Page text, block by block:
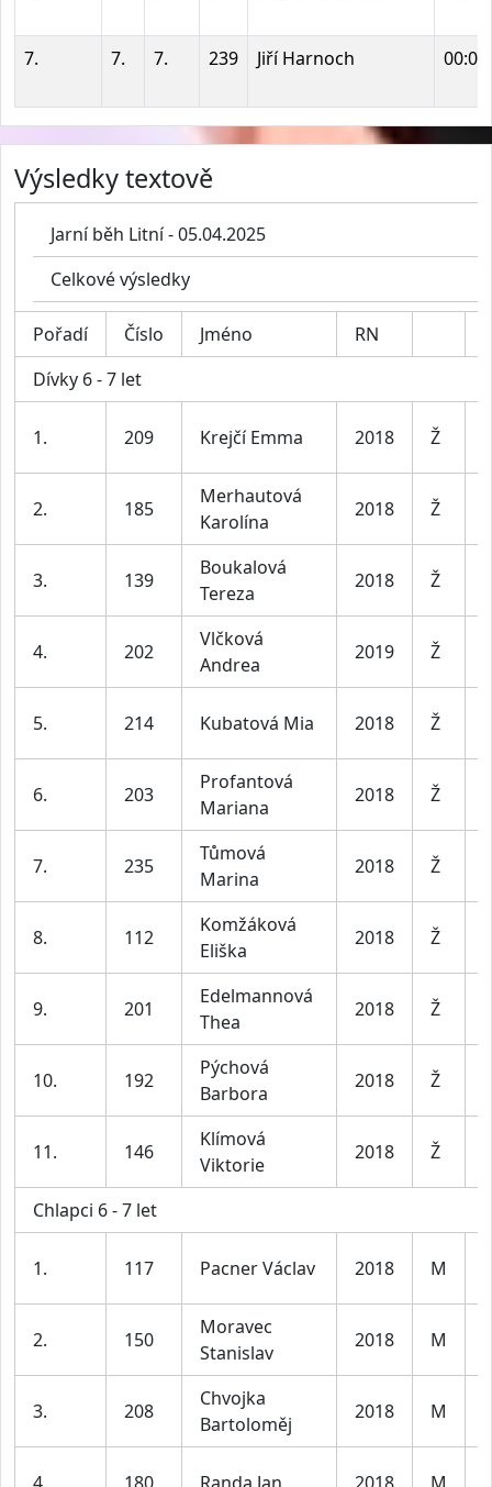
7. 7. 7. 239 Jiří Harnoch
Výsledky textově
Jarní běh Litní - 05.04.2025
Celkové výsledky
Pořadí Číslo Jméno RN
Dívky 6 - 7 let
1. 209 Krejčí Emma 2018 Ž
2. 185
Merhautová
Karolína
2018 Ž
3. 139
Boukalová
Tereza
2018 Ž
4. 202
Vlčková
Andrea
2019 Ž
5. 214 Kubatová Mia 2018 Ž
6. 203
Profantová
Mariana
2018 Ž
7. 235
Tůmová
Marina
2018 Ž
8. 112
Komžáková
Eliška
2018 Ž
9. 201
Edelmannová
Thea
2018 Ž
10. 192
Pýchová
Barbora
2018 Ž
11. 146
Klímová
Viktorie
2018 Ž
Chlapci 6 - 7 let
1. 117 Pacner Václav 2018 M
2. 150
Moravec
Stanislav
2018 M
3. 208
Chvojka
Bartoloměj
2018 M